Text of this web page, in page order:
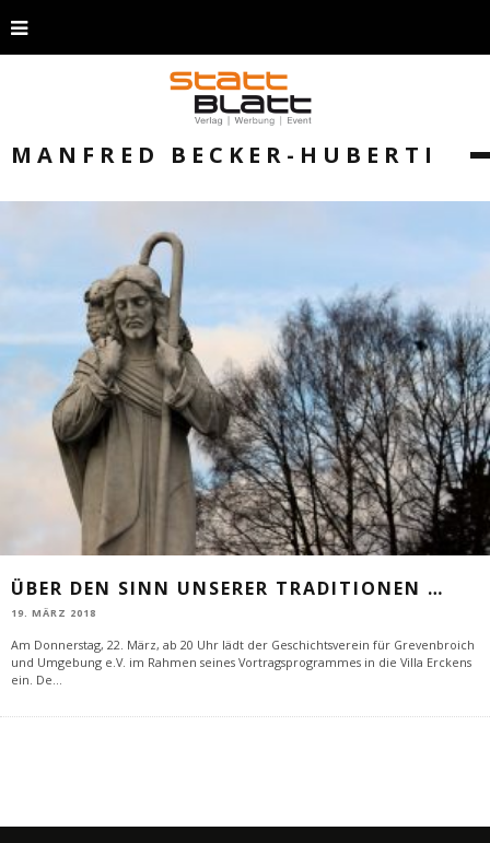
MANFRED BECKER-HUBERTI
ÜBER DEN SINN UNSERER TRADITIONEN …
19. MÄRZ 2018
Am Donnerstag, 22. März, ab 20 Uhr lädt der Geschichtsverein für Grevenbroich
und Umgebung e.V. im Rahmen seines Vortragsprogrammes in die Villa Erckens
ein. De...